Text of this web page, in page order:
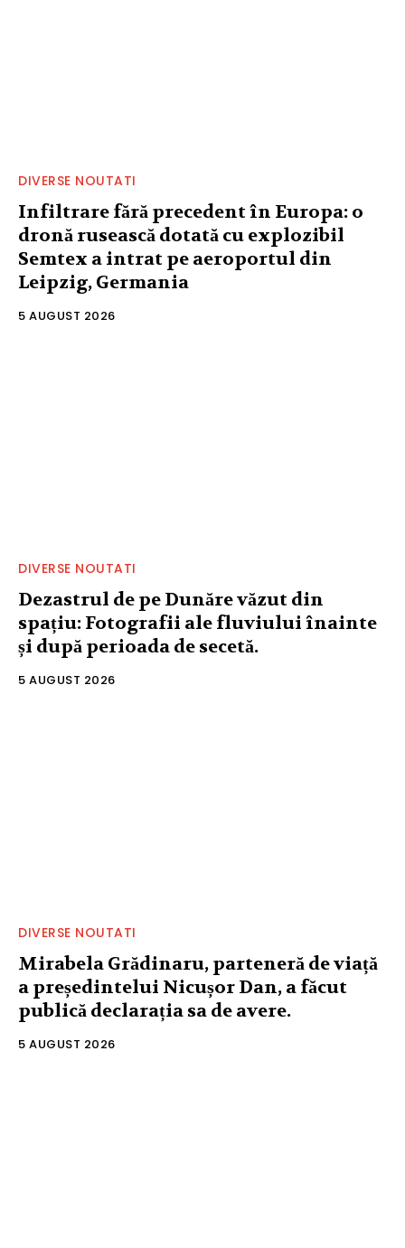
DIVERSE NOUTATI
Infiltrare fără precedent în Europa: o
dronă rusească dotată cu explozibil
Semtex a intrat pe aeroportul din
Leipzig, Germania
5 AUGUST 2026
DIVERSE NOUTATI
Dezastrul de pe Dunăre văzut din
spațiu: Fotografii ale fluviului înainte
și după perioada de secetă.
5 AUGUST 2026
DIVERSE NOUTATI
Mirabela Grădinaru, parteneră de viață
a președintelui Nicușor Dan, a făcut
publică declarația sa de avere.
5 AUGUST 2026